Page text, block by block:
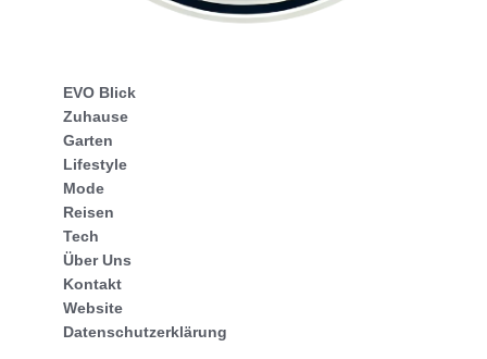
EVO Blick
Zuhause
Garten
Lifestyle
Mode
Reisen
Tech
Über Uns
Kontakt
Website
Datenschutzerklärung